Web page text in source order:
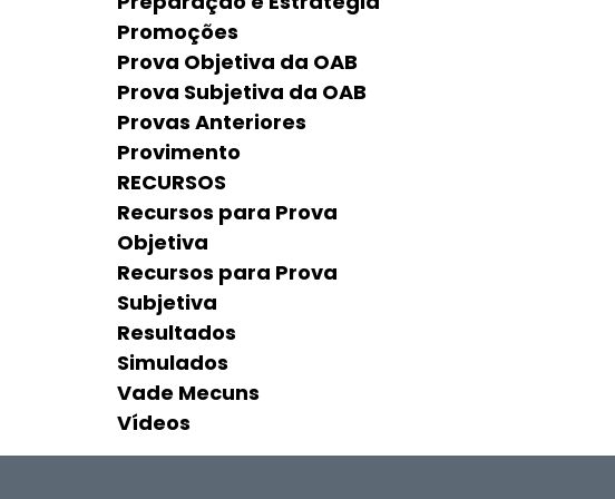
Promoções
Prova Objetiva da OAB
Prova Subjetiva da OAB
Provas Anteriores
Provimento
RECURSOS
Recursos para Prova
Objetiva
Recursos para Prova
Subjetiva
Resultados
Simulados
Vade Mecuns
Vídeos